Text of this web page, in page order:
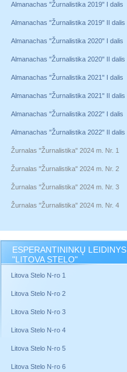
Almanachas "Žurnalistika 2019" I dalis
Almanachas "Žurnalistika 2019" II dalis
Almanachas "Žurnalistika 2020" I dalis
Almanachas "Žurnalistika 2020" II dalis
Almanachas "Žurnalistika 2021" I dalis
Almanachas "Žurnalistika 2021" II dalis
Almanachas "Žurnalistika 2022" I dalis
Almanachas "Žurnalistika 2022" II dalis
Žurnalas "Žurnalistika" 2024 m. Nr. 1
Žurnalas "Žurnalistika" 2024 m. Nr. 2
Žurnalas "Žurnalistika" 2024 m. Nr. 3
Žurnalas "Žurnalistika" 2024 m. Nr. 4
ESPERANTININKŲ LEIDINYS
"LITOVA STELO"
Litova Stelo N-ro 1
Litova Stelo N-ro 2
Litova Stelo N-ro 3
Litova Stelo N-ro 4
Litova Stelo N-ro 5
Litova Stelo N-ro 6